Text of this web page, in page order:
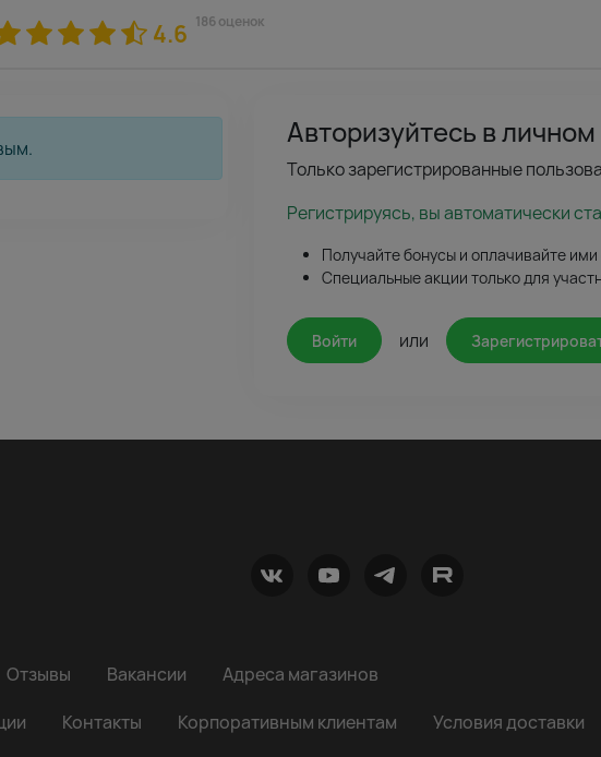
4.6 186 оценок
Авторизуйтесь в
Только зарегистрированные
Регистрируясь, вы автоматически
Получайте бонусы и оплачивайте ими
Специальные акции только для
Войти или
Отзывы Вакансии
Адреса магазинов
Контакты Корпоративным клиентам Условия доставки